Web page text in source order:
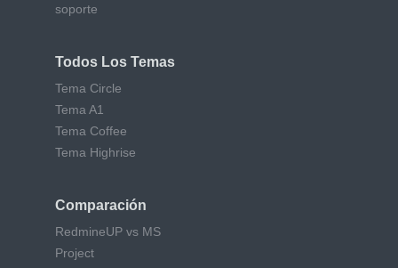
soporte
Todos Los Temas
Tema Circle
Tema A1
Tema Coffee
Tema Highrise
Comparación
RedmineUP vs MS
Project